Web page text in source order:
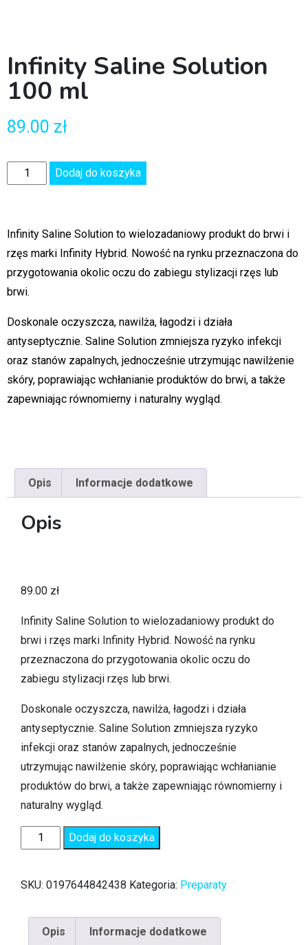
Infinity Saline Solution
100 ml
89.00 zł
Dodaj do koszyka
Infinity Saline Solution to wielozadaniowy produkt do brwi i
rzęs marki Infinity Hybrid. Nowość na rynku przeznaczona do
przygotowania okolic oczu do zabiegu stylizacji rzęs lub
brwi.
Doskonale oczyszcza, nawilża, łagodzi i działa
antyseptycznie. Saline Solution zmniejsza ryzyko infekcji
oraz stanów zapalnych, jednocześnie utrzymując nawilżenie
skóry, poprawiając wchłanianie produktów do brwi, a także
zapewniając równomierny i naturalny wygląd.
Opis Informacje dodatkowe
Opis
89.00 zł
Infinity Saline Solution to wielozadaniowy produkt do
brwi i rzęs marki Infinity Hybrid. Nowość na rynku
przeznaczona do przygotowania okolic oczu do
zabiegu stylizacji rzęs lub brwi.
Doskonale oczyszcza, nawilża, łagodzi i działa
antyseptycznie. Saline Solution zmniejsza ryzyko
infekcji oraz stanów zapalnych, jednocześnie
utrzymując nawilżenie skóry, poprawiając wchłanianie
produktów do brwi, a także zapewniając równomierny i
naturalny wygląd.
Dodaj do koszyka
SKU: 0197644842438 Kategoria: Preparaty
Opis Informacje dodatkowe